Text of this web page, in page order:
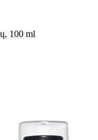
100 ml